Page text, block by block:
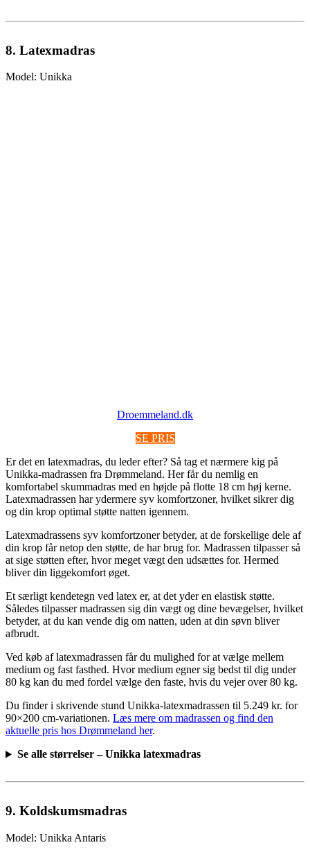
8. Latexmadras
Model: Unikka
Droemmeland.dk
SE PRIS
Er det en latexmadras, du leder efter? Så tag et nærmere kig på
Unikka-madrassen fra Drømmeland. Her får du nemlig en
komfortabel skummadras med en højde på flotte 18 cm høj kerne.
Latexmadrassen har ydermere syv komfortzoner, hvilket sikrer dig
og din krop optimal støtte natten igennem.
Latexmadrassens syv komfortzoner betyder, at de forskellige dele af
din krop får netop den støtte, de har brug for. Madrassen tilpasser så
at sige støtten efter, hvor meget vægt den udsættes for. Hermed
bliver din liggekomfort øget.
Et særligt kendetegn ved latex er, at det yder en elastisk støtte.
Således tilpasser madrassen sig din vægt og dine bevægelser, hvilket
betyder, at du kan vende dig om natten, uden at din søvn bliver
afbrudt.
Ved køb af latexmadrassen får du mulighed for at vælge mellem
medium og fast fasthed. Hvor medium egner sig bedst til dig under
80 kg kan du med fordel vælge den faste, hvis du vejer over 80 kg.
Du finder i skrivende stund Unikka-latexmadrassen til 5.249 kr. for
90×200 cm-variationen. Læs mere om madrassen og find den
aktuelle pris hos Drømmeland her.
Se alle størrelser – Unikka latexmadras
9. Koldskumsmadras
Model: Unikka Antaris